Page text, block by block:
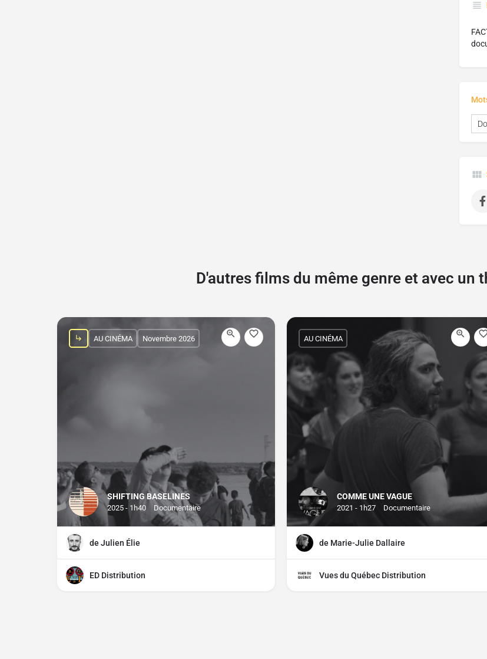
D'autres films du même genre et avec un
SHIFTING BASELINES
2025 - 1h40 Documentaire
AU CINÉMA Novembre 2026
de Julien Élie
ED Distribution
COMME UNE VAGUE
2021 - 1h27 Documentaire
AU CINÉMA
de Marie-Julie Dallaire
Vues du Québec Distribution